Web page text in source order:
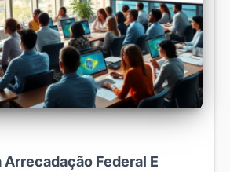
Arrecadação Federal E